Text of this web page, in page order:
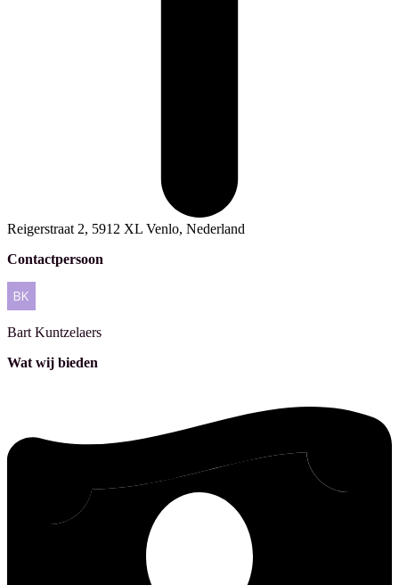
Reigerstraat 2, 5912 XL Venlo, Nederland
Contactpersoon
Bart Kuntzelaers
Wat wij bieden